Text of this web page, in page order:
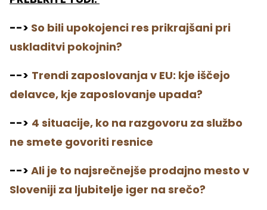
--> So bili upokojenci res prikrajšani pri
uskladitvi pokojnin?
--> Trendi zaposlovanja v EU: kje iščejo
delavce, kje zaposlovanje upada?
--> 4 situacije, ko na razgovoru za službo
ne smete govoriti resnice
--> Ali je to najsrečnejše prodajno mesto v
Sloveniji za ljubitelje iger na srečo?